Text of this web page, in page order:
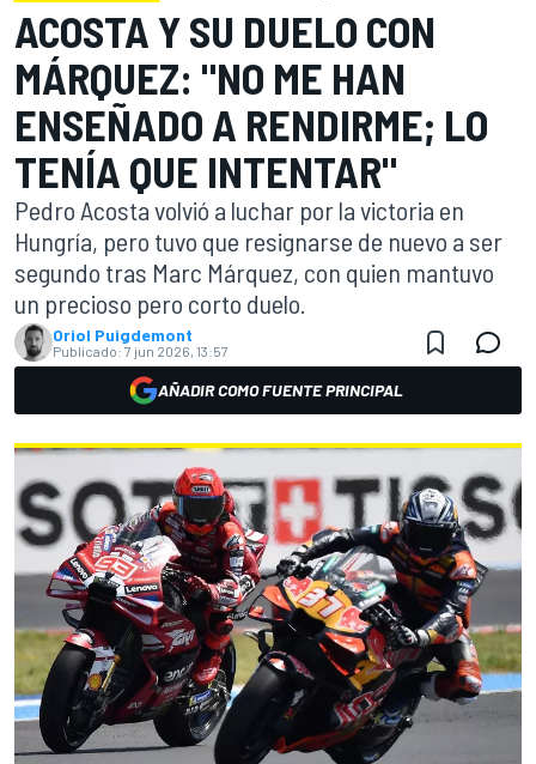
ACOSTA Y SU DUELO CON
MÁRQUEZ: "NO ME HAN
ENSEÑADO A RENDIRME; LO
TENÍA QUE INTENTAR"
Pedro Acosta volvió a luchar por la victoria en
Hungría, pero tuvo que resignarse de nuevo a ser
segundo tras Marc Márquez, con quien mantuvo
un precioso pero corto duelo.
Oriol Puigdemont
Publicado: 7 jun 2026, 13:57
AÑADIR COMO FUENTE PRINCIPAL